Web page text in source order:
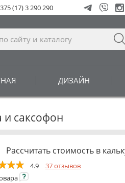
ДИЗАЙН
(17) 3 290 290
и саксофон
Рассчитать стоимость в
4.9
37 отзывов